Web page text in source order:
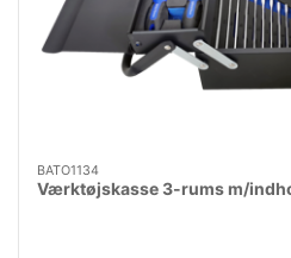
BATO1134
Værktøjskasse 3-rums m/